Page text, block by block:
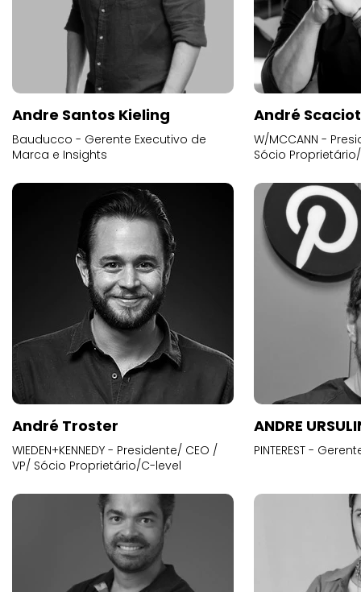
Andre Santos Kieling
Bauducco - Gerente Executivo de
Marca e Insights
André
W/MCCANN -
Sócio
André Troster
WIEDEN+KENNEDY - Presidente/ CEO /
VP/ Sócio Proprietário/C-level
ANDRE
PINTEREST -